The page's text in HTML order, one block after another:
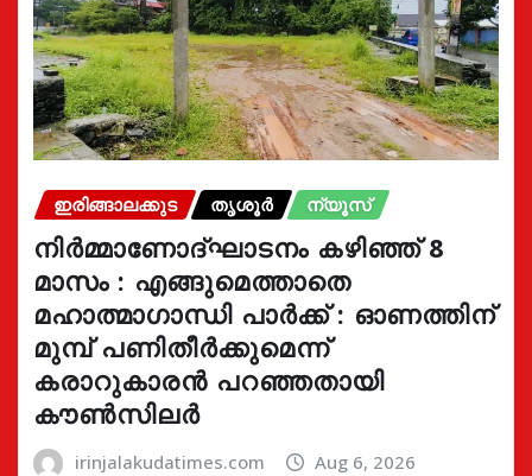
ഇരിങ്ങാലക്കുട തൃശൂർ ന്യൂസ്
നിർമ്മാണോദ്ഘാടനം കഴിഞ്ഞ് 8
മാസം : എങ്ങുമെത്താതെ
മഹാത്മാഗാന്ധി പാർക്ക് : ഓണത്തിന്
മുമ്പ് പണിതീർക്കുമെന്ന്
കരാറുകാരൻ പറഞ്ഞതായി
കൗൺസിലർ
irinjalakudatimes.com Aug 6, 2026